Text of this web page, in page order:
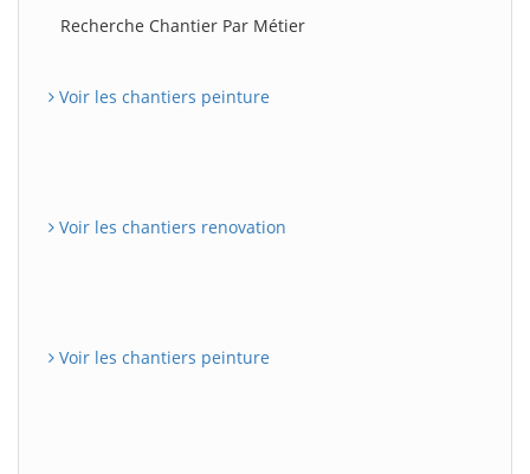
Recherche Chantier Par Métier
Voir les chantiers peinture
Voir les chantiers renovation
Voir les chantiers peinture